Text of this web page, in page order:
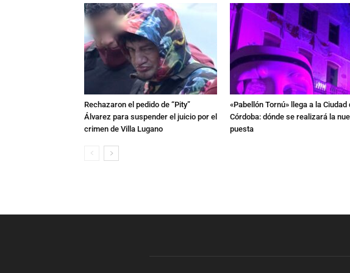
Rechazaron el pedido de “Pity”
Álvarez para suspender el juicio por el
crimen de Villa Lugano
«Pabellón Tornú» llega a la Ciudad
Córdoba: dónde se realizará la
puesta